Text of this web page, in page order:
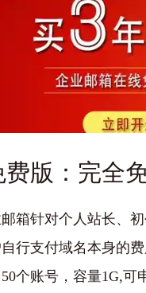
费版：完全
箱针对个人站长、
行支付域名本身的
个账号，容量1G,可